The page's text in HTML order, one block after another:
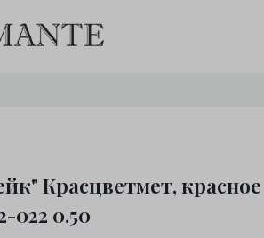
0 0
Красцветмет, красное
022 0.50